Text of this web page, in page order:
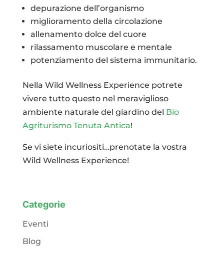
depurazione dell’organismo
miglioramento della circolazione
allenamento dolce del cuore
rilassamento muscolare e mentale
potenziamento del sistema immunitario.
Nella Wild Wellness Experience potrete
vivere tutto questo nel meraviglioso
ambiente naturale del giardino del Bio
Agriturismo Tenuta Antica!
Se vi siete incuriositi…prenotate la vostra
Wild Wellness Experience!
Categorie
Eventi
Blog